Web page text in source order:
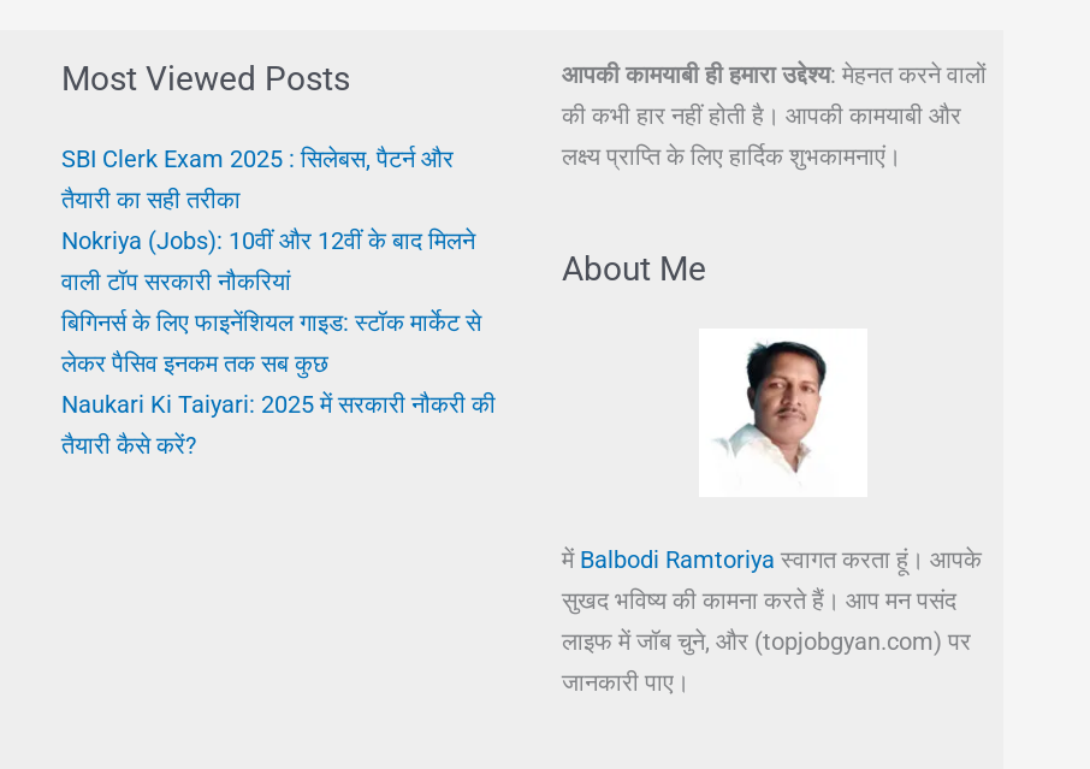
व्यापार
Most Viewed Posts
SBI Clerk Exam 2025 : सिलेबस, पैटर्न और
तैयारी का सही तरीका
Nokriya (Jobs): 10वीं और 12वीं के बाद मिलने
वाली टॉप सरकारी नौकरियां
बिगिनर्स के लिए फाइनेंशियल गाइड: स्टॉक मार्केट से
लेकर पैसिव इनकम तक सब कुछ
Naukari Ki Taiyari: 2025 में सरकारी नौकरी की
तैयारी कैसे करें?
आपकी कामयाबी ही हमारा उद्देश्य: मेहनत करने वालों
की कभी हार नहीं होती है। आपकी कामयाबी और
लक्ष्य प्राप्ति के लिए हार्दिक शुभकामनाएं।
About Me
में Balbodi Ramtoriya स्वागत करता हूं। आपके
सुखद भविष्य की कामना करते हैं। आप मन पसंद
लाइफ में जॉब चुने, और (topjobgyan.com) पर
जानकारी पाए।